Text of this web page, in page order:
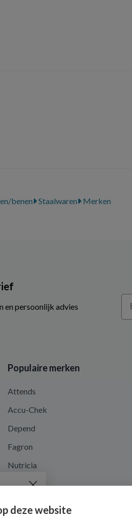
benen Staalwaren Merken
en persoonlijk advies
Populaire merken
Attends
Accu-Chek
Depend
Fagron
Nutricia
deze website